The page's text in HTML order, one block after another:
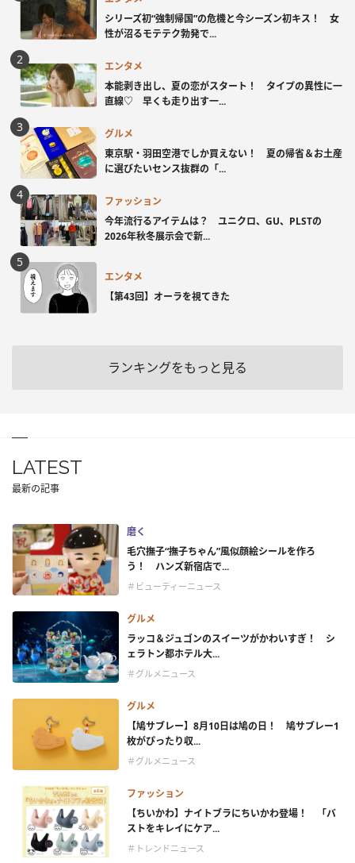
シリーズ初“強制帰国”の危機と今シーズン初キス！ 女
性が沼るモテテク勃発で...
エンタメ
本能剥き出し、夏の恋がスタート！ タイプの異性に一
直線♡ 早くも走り出す一...
グルメ
東京駅・羽田空港でしか買えない！ 夏の帰省＆お土産
に選びたいセンス抜群の「...
ファッション
今年流行るアイテムは？ ユニクロ、GU、PLSTの
2026年秋冬展示会で新...
エンタメ
【第43回】オーラを視てきた
ランキングをもっと見る
LATEST
最新の記事
磨く
毛穴撫子“撫子ちゃん”風似顔絵シールを作ろ
う！ ハンズ新宿店で...
＃ビューティーニュース
グルメ
ラッコ＆ジュゴンのスイーツがかわいすぎ！ シ
ェラトン都ホテル大...
＃グルメニュース
グルメ
【鳩サブレー】8月10日は鳩の日！ 鳩サブレー1
枚がぴったり収...
＃グルメニュース
ファッション
【ちいかわ】ナイトブラにちいかわ登場！ 「バ
ストをキレイにケア...
＃トレンドニュース